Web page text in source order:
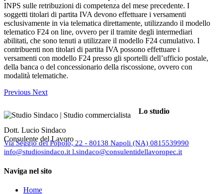
INPS sulle retribuzioni di competenza del mese precedente. I
soggetti titolari di partita IVA devono effettuare i versamenti
esclusivamente in via telematica direttamente, utilizzando il modello
telematico F24 on line, ovvero per il tramite degli intermediari
abilitati, che sono tenuti a utilizzare il modello F24 cumulativo. I
contribuenti non titolari di partita IVA possono effettuare i
versamenti con modello F24 presso gli sportelli dell’ufficio postale,
della banca o del concessionario della riscossione, ovvero con
modalità telematiche.
Previous Next
Lo studio
Dott. Lucio Sindaco
Consulente del Lavoro
Via Seggio del Popolo, 22 - 80138 Napoli (NA) 0815539990
info@studiosindaco.it l.sindaco@consulentidellavoropec.it
Naviga nel sito
Home